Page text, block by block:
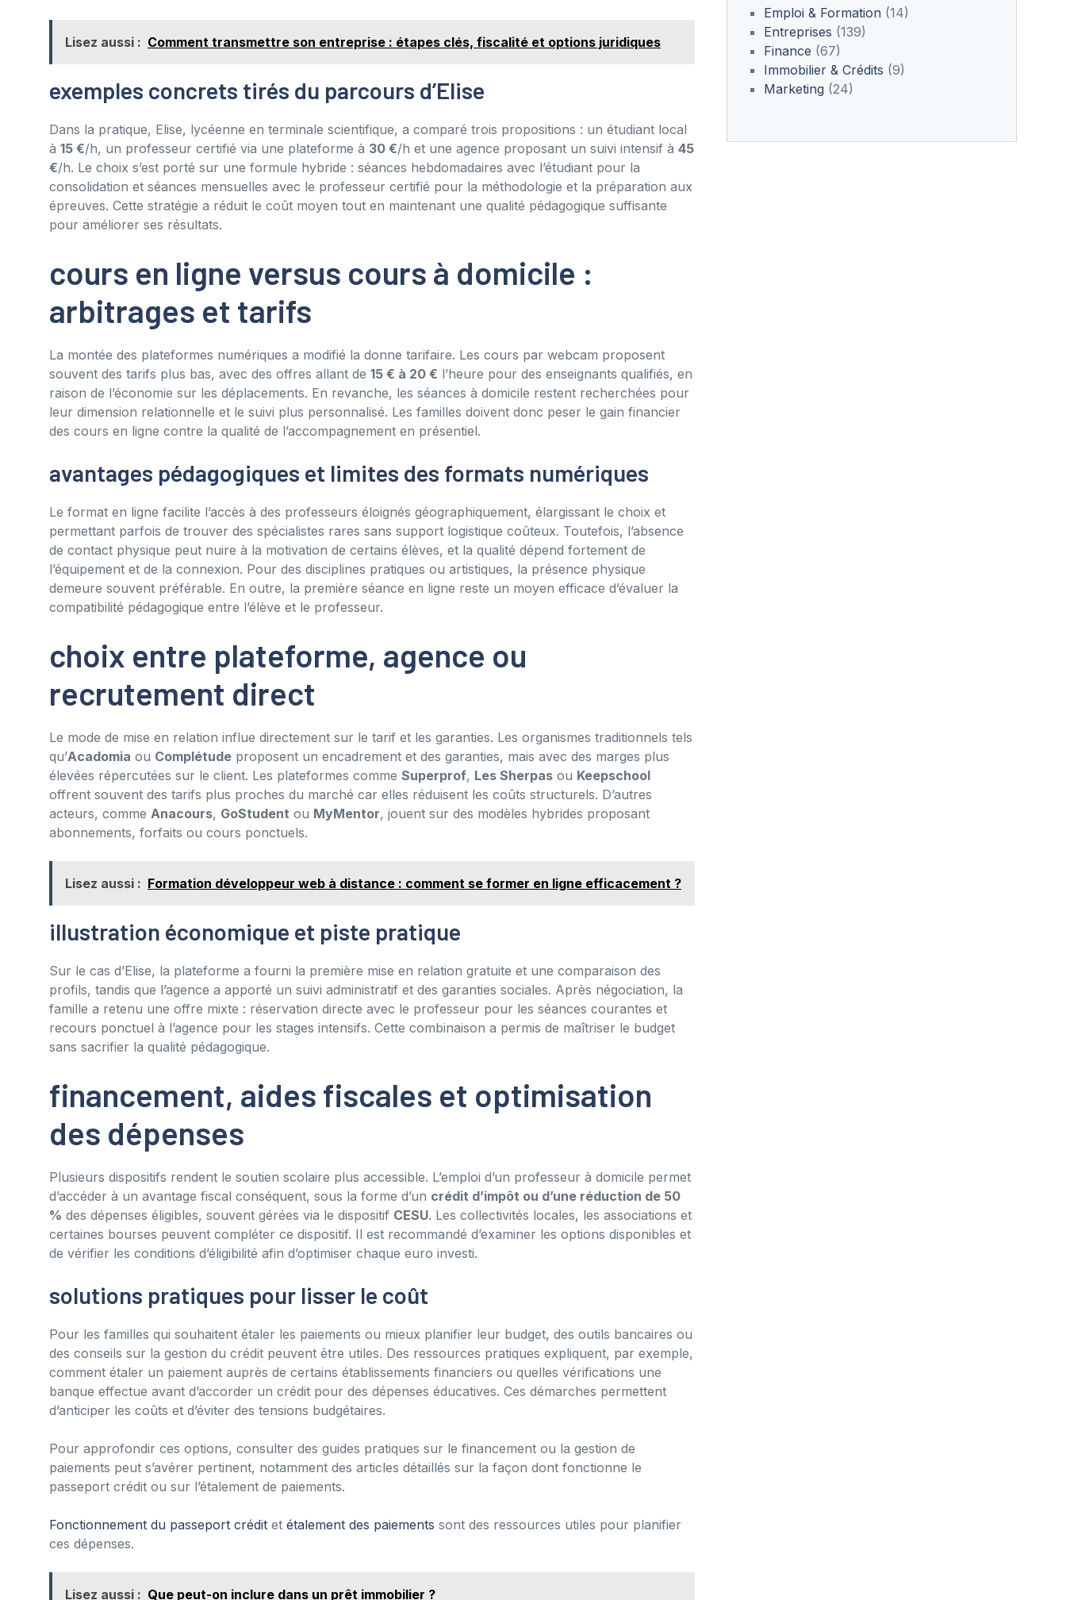
Lisez aussi : Comment transmettre son entreprise : étapes clés, fiscalité et options juridiques
exemples concrets tirés du parcours d’Elise
Dans la pratique, Elise, lycéenne en terminale scientifique, a comparé trois propositions : un étudiant local
à 15 €/h, un professeur certifié via une plateforme à 30 €/h et une agence proposant un suivi intensif à 45
€/h. Le choix s’est porté sur une formule hybride : séances hebdomadaires avec l’étudiant pour la
consolidation et séances mensuelles avec le professeur certifié pour la méthodologie et la préparation aux
épreuves. Cette stratégie a réduit le coût moyen tout en maintenant une qualité pédagogique suffisante
pour améliorer ses résultats.
cours en ligne versus cours à domicile :
arbitrages et tarifs
La montée des plateformes numériques a modifié la donne tarifaire. Les cours par webcam proposent
souvent des tarifs plus bas, avec des offres allant de 15 € à 20 € l’heure pour des enseignants qualifiés, en
raison de l’économie sur les déplacements. En revanche, les séances à domicile restent recherchées pour
leur dimension relationnelle et le suivi plus personnalisé. Les familles doivent donc peser le gain financier
des cours en ligne contre la qualité de l’accompagnement en présentiel.
avantages pédagogiques et limites des formats numériques
Le format en ligne facilite l’accès à des professeurs éloignés géographiquement, élargissant le choix et
permettant parfois de trouver des spécialistes rares sans support logistique coûteux. Toutefois, l’absence
de contact physique peut nuire à la motivation de certains élèves, et la qualité dépend fortement de
l’équipement et de la connexion. Pour des disciplines pratiques ou artistiques, la présence physique
demeure souvent préférable. En outre, la première séance en ligne reste un moyen efficace d’évaluer la
compatibilité pédagogique entre l’élève et le professeur.
choix entre plateforme, agence ou
recrutement direct
Le mode de mise en relation influe directement sur le tarif et les garanties. Les organismes traditionnels tels
qu’Acadomia ou Complétude proposent un encadrement et des garanties, mais avec des marges plus
élevées répercutées sur le client. Les plateformes comme Superprof, Les Sherpas ou Keepschool
offrent souvent des tarifs plus proches du marché car elles réduisent les coûts structurels. D’autres
acteurs, comme Anacours, GoStudent ou MyMentor, jouent sur des modèles hybrides proposant
abonnements, forfaits ou cours ponctuels.
Lisez aussi : Formation développeur web à distance : comment se former en ligne efficacement ?
illustration économique et piste pratique
Sur le cas d’Elise, la plateforme a fourni la première mise en relation gratuite et une comparaison des
profils, tandis que l’agence a apporté un suivi administratif et des garanties sociales. Après négociation, la
famille a retenu une offre mixte : réservation directe avec le professeur pour les séances courantes et
recours ponctuel à l’agence pour les stages intensifs. Cette combinaison a permis de maîtriser le budget
sans sacrifier la qualité pédagogique.
financement, aides fiscales et optimisation
des dépenses
Plusieurs dispositifs rendent le soutien scolaire plus accessible. L’emploi d’un professeur à domicile permet
d’accéder à un avantage fiscal conséquent, sous la forme d’un crédit d’impôt ou d’une réduction de 50
% des dépenses éligibles, souvent gérées via le dispositif CESU. Les collectivités locales, les associations et
certaines bourses peuvent compléter ce dispositif. Il est recommandé d’examiner les options disponibles et
de vérifier les conditions d’éligibilité afin d’optimiser chaque euro investi.
solutions pratiques pour lisser le coût
Pour les familles qui souhaitent étaler les paiements ou mieux planifier leur budget, des outils bancaires ou
des conseils sur la gestion du crédit peuvent être utiles. Des ressources pratiques expliquent, par exemple,
comment étaler un paiement auprès de certains établissements financiers ou quelles vérifications une
banque effectue avant d’accorder un crédit pour des dépenses éducatives. Ces démarches permettent
d’anticiper les coûts et d’éviter des tensions budgétaires.
Pour approfondir ces options, consulter des guides pratiques sur le financement ou la gestion de
paiements peut s’avérer pertinent, notamment des articles détaillés sur la façon dont fonctionne le
passeport crédit ou sur l’étalement de paiements.
Fonctionnement du passeport crédit et étalement des paiements sont des ressources utiles pour planifier
ces dépenses.
Lisez aussi : Que peut-on inclure dans un prêt immobilier ?
Emploi & Formation (14)
Entreprises (139)
Finance (67)
Immobilier & Crédits (9)
Marketing (24)